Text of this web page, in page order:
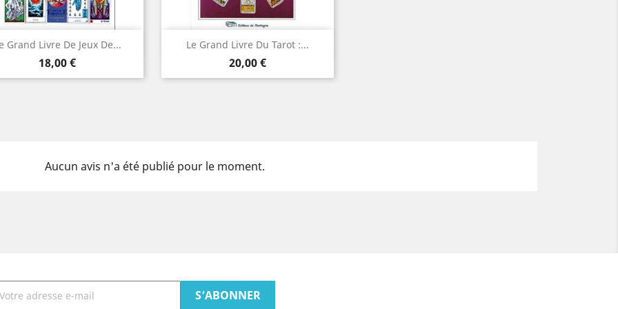
Grand Livre De Jeux De...
Prix
18,00 €
Aperçu rapide Le Grand Livre Du Tarot :...
Prix
20,00 €
Aperçu rapide
Aucun avis n'a été publié pour le moment.